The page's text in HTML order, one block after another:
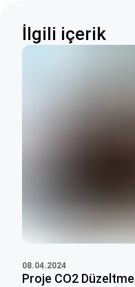
İlgili içerik
08.04.2024
Proje CO2 Düzeltme